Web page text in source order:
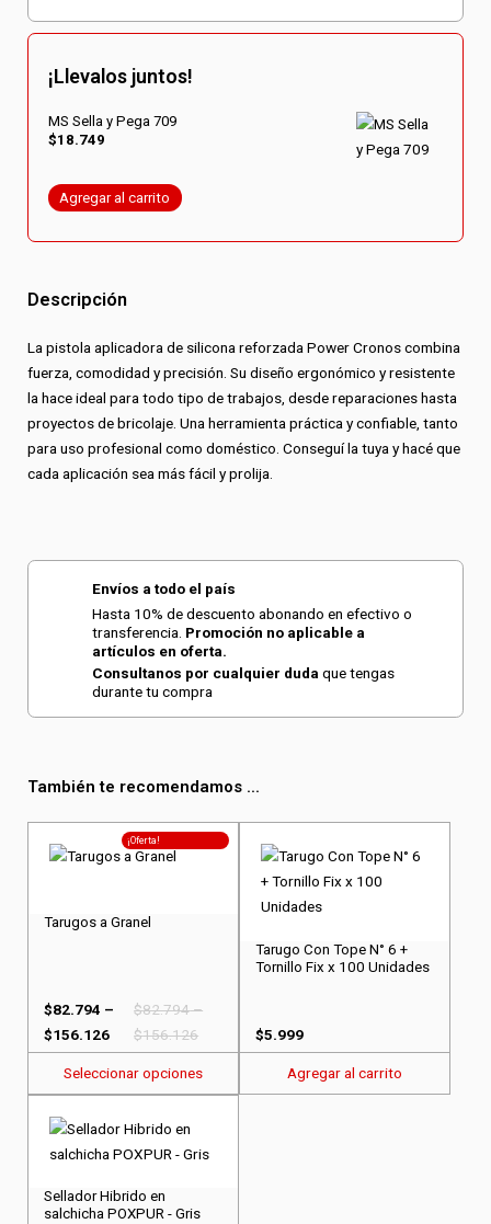
¡Llevalos juntos!
MS Sella y Pega 709
$18.749
Agregar al carrito
Descripción
La pistola aplicadora de silicona reforzada Power Cronos combina
fuerza, comodidad y precisión. Su diseño ergonómico y resistente
la hace ideal para todo tipo de trabajos, desde reparaciones hasta
proyectos de bricolaje. Una herramienta práctica y confiable, tanto
para uso profesional como doméstico. Conseguí la tuya y hacé que
cada aplicación sea más fácil y prolija.
Envíos a todo el país
Hasta 10% de descuento abonando en efectivo o
transferencia. Promoción no aplicable a
artículos en oferta.
Consultanos por cualquier duda que tengas
durante tu compra
También te recomendamos ...
¡Oferta!
Tarugos a Granel
$82.794–
$156.126
$82.794 –
$156.126
Seleccionar opciones
producto
variantes.
pueden
página
producto
Tarugo Con Tope N° 6 +
Tornillo Fix x 100 Unidades
$5.999
Agregar al carrito
Sellador Hibrido en
salchicha POXPUR - Gris